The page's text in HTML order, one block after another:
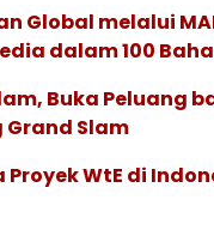
Global melalui
dalam 100
Buka Peluang
Slam
Proyek WtE di